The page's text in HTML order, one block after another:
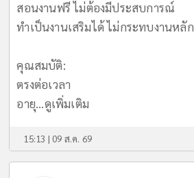
สอนงานฟรี ไม่ต้องมีประสบการณ์
ทำเป็นงานเสริมได้ ไม่กระทบงานหลัก
​คุณสมบัติ:
ตรงต่อเวลา
อายุ...ดูเพิ่มเติม
15:13 | 09 ส.ค. 69